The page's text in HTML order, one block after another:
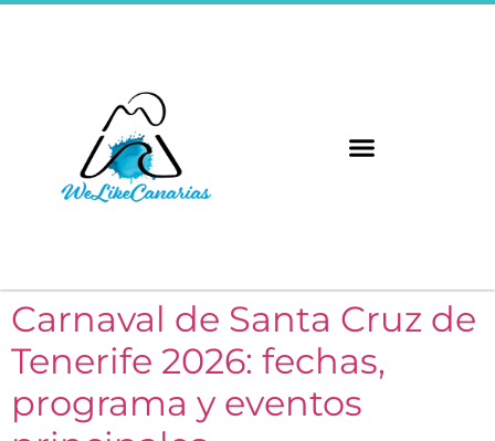
Carnaval de Santa Cruz de
Tenerife 2026: fechas,
programa y eventos